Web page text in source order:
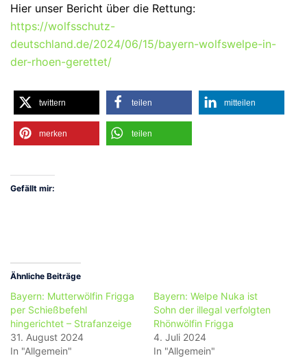
Hier unser Bericht über die Rettung:
https://wolfsschutz-
deutschland.de/2024/06/15/bayern-wolfswelpe-in-
der-rhoen-gerettet/
twittern teilen mitteilen
merken teilen
Gefällt mir:
Ähnliche Beiträge
Bayern: Mutterwölfin Frigga
per Schießbefehl
hingerichtet – Strafanzeige
31. August 2024
In "Allgemein"
Bayern: Welpe Nuka ist
Sohn der illegal verfolgten
Rhönwölfin Frigga
4. Juli 2024
In "Allgemein"